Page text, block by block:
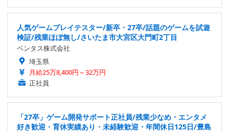
人気ゲームプレイテスター/新卒・27卒/話題のゲームを試遊
検証/残業ほぼ無し/さいたま市大宮区大門町2丁目
ベンタス株式会社
埼玉県
月給25万8,400円～32万円
正社員
「27卒」ゲーム開発サポート正社員/残業少なめ・エンタメ
好き歓迎・育休実績あり・未経験歓迎・年間休日125日/豊島